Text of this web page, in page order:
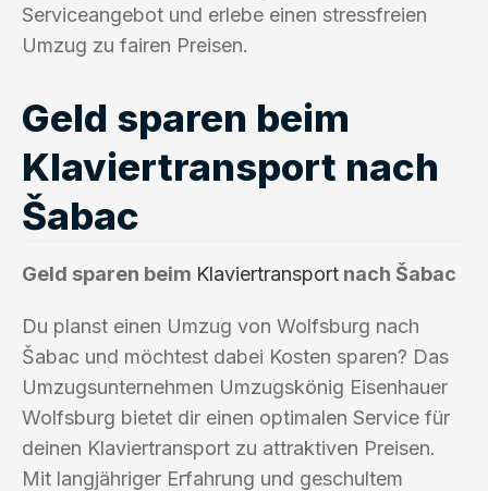
Serviceangebot und erlebe einen stressfreien
Umzug zu fairen Preisen.
Geld sparen beim
Klaviertransport nach
Šabac
Geld sparen beim Klaviertransport nach Šabac
Du planst einen Umzug von Wolfsburg nach
Šabac und möchtest dabei Kosten sparen? Das
Umzugsunternehmen Umzugskönig Eisenhauer
Wolfsburg bietet dir einen optimalen Service für
deinen Klaviertransport zu attraktiven Preisen.
Mit langjähriger Erfahrung und geschultem